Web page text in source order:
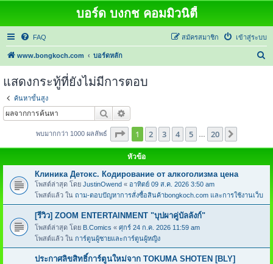
บอร์ด บงกช คอมมิวนิตี้
FAQ เข้าสู่ระบบ
สมัครสมาชิก
www.bongkoch.com บอร์ดหลัก
แสดงกระทู้ที่ยังไม่มีการตอบ
ค้นหาขั้นสูง
ค้นหา
พบมากกว่า 1000 ผลลัพธ์ หน้า จากทั้งหมด 20
1 2 3 4 5 20
หัวข้อ
Клиника Детокс. Кодирование от алкоголизма цена
โพสต์ล่าสุด โดย JustinOwend « อาทิตย์ 09 ส.ค. 2026 3:50 am
โพสต์แล้ว ใน ถาม-ตอบปัญหาการสั่งซื้อสินค้าbongkoch.com และการใช้งานเว็บ
[รีวิว] ZOOM ENTERTAINMENT "บุปผาคู่บัลลังก์"
โพสต์ล่าสุด โดย B.Comics « ศุกร์ 24 ก.ค. 2026 11:59 am
โพสต์แล้ว ใน การ์ตูนผู้ชายและการ์ตูนผู้หญิง
ประกาศลิขสิทธิ์การ์ตูนใหม่จาก TOKUMA SHOTEN [BLY]